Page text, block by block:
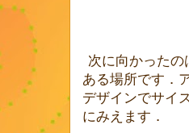
次に向かった
ある場所です．
デザインでサイ
にみえます．